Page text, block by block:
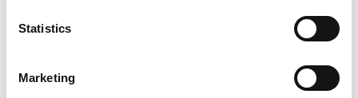
Statistics
Marketing
ekstocken på gammalt sätt med årsringarna
mellanrum vilket gör att man i omgivningen kring
Gamla Rådhuset ofta kan känna en doft av tjära.